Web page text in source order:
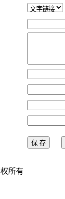
司 版权所
传真：
地址